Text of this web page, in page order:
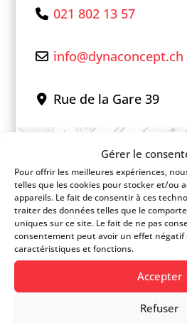
Gérer le
Pour offrir les meilleures expériences,
telles que les cookies pour stocker et/ou
appareils. Le fait de consentir à ces
traiter des données telles que le
uniques sur ce site. Le fait de ne pas
consentement peut avoir un effet négatif
caractéristiques et fonctions.
Accepter
Refuser
021 802 13 57
info@dynaconcept.ch
Rue de la Gare 39